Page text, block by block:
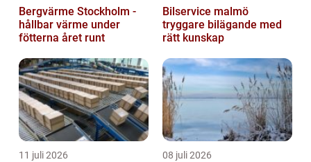
Bergvärme Stockholm -
hållbar värme under
fötterna året runt
Bilservice malmö
tryggare bilägande med
rätt kunskap
11 juli 2026 08 juli 2026